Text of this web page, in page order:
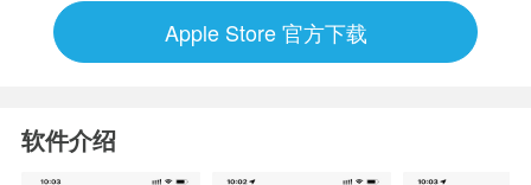
Apple Store 官方下载
软件介绍